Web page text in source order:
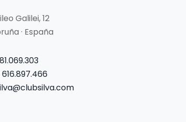
Galilei, 12
· España
616.897.466